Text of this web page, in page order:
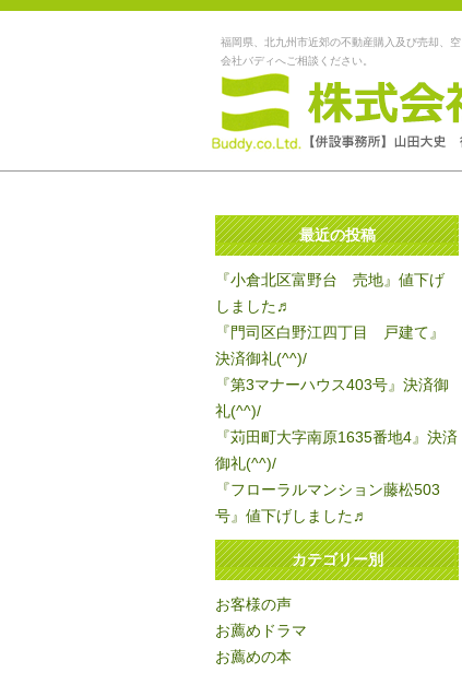
福岡県、北九州市近郊の不動産購入及び売却、
会社バディへご相談ください。
最近の投稿
『小倉北区富野台 売地』値下げ
しました♬
『門司区白野江四丁目 戸建て』
決済御礼(^^)/
『第3マナーハウス403号』決済御
礼(^^)/
『苅田町大字南原1635番地4』決済
御礼(^^)/
『フローラルマンション藤松503
号』値下げしました♬
カテゴリー別
お客様の声
お薦めドラマ
お薦めの本